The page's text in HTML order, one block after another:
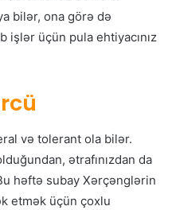
bilər, ona görə də
işlər üçün pula ehtiyacınız
və tolerant ola bilər.
ətrafınızdan da
həftə subay Xərçənglərin
etmək üçün çoxlu